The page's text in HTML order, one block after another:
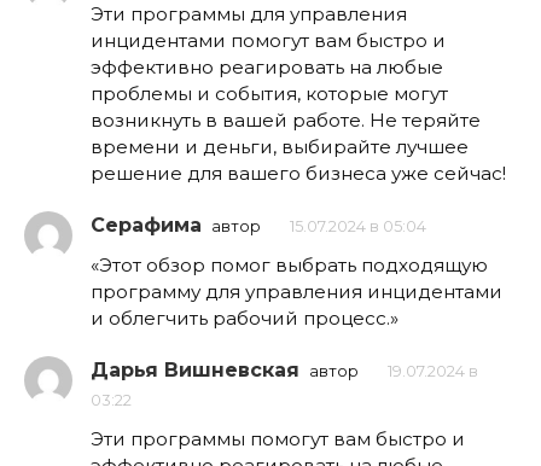
Эти программы для управления
инцидентами помогут вам быстро и
эффективно реагировать на любые
проблемы и события, которые могут
возникнуть в вашей работе. Не теряйте
времени и деньги, выбирайте лучшее
решение для вашего бизнеса уже сейчас!
Серафима автор 15.07.2024 в 05:04
«Этот обзор помог выбрать подходящую
программу для управления инцидентами
и облегчить рабочий процесс.»
Дарья Вишневская автор
19.07.2024 в
03:22
Эти программы помогут вам быстро и